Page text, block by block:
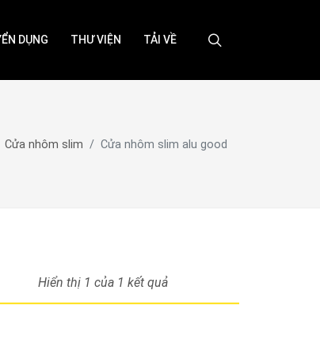
DỤNG THƯ VIỆN TẢI VỀ
Cửa nhôm slim Cửa nhôm slim alu good
Hiển thị 1 của 1 kết quả